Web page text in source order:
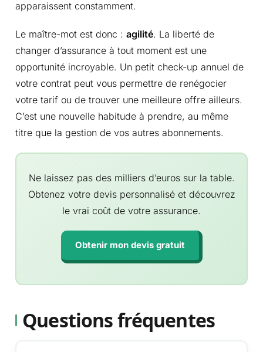
apparaissent constamment.
Le maître-mot est donc :agilité. La liberté de
changer d’assurance à tout moment est une
opportunité incroyable. Un petit check-up annuel de
votre contrat peut vous permettre de renégocier
votre tarif ou de trouver une meilleure offre ailleurs.
C’est une nouvelle habitude à prendre, au même
titre que la gestion de vos autres abonnements.
Ne laissez pas des milliers d’euros sur la table.
Obtenez votre devis personnalisé et découvrez
le vrai coût de votre assurance.
Obtenir mon devis gratuit
Questions fréquentes